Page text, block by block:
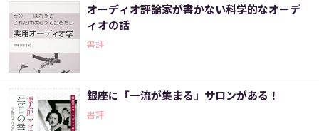
オーディオ評論家が書かない科学的なオーデ
ィオの話
書評
銀座に「一流が集まる」サロンがある！
書評